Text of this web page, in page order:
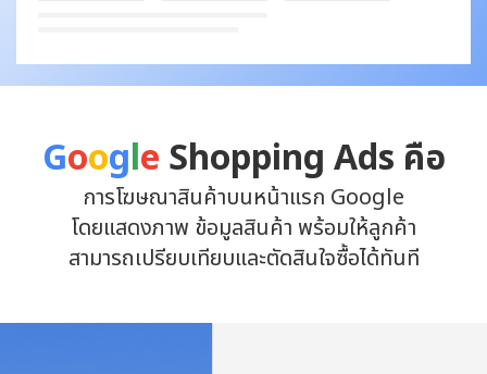
Google Shopping Ads คือ
การโฆษณาสินค้าบนหน้าแรก Google
โดยแสดงภาพ ข้อมูลสินค้า พร้อมให้ลูกค้า
สามารถเปรียบเทียบและตัดสินใจซื้อได้ทันที